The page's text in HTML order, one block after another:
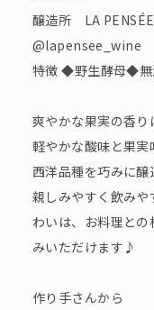
醸造所 LA
@lapensee_wine
特徴 ◆野生酵母◆
爽やかな果実の香り
軽やかな酸味と果実
西洋品種を巧みに醸
親しみやすく飲み
わいは、お料理と
みいただけます♪
作り手さんから